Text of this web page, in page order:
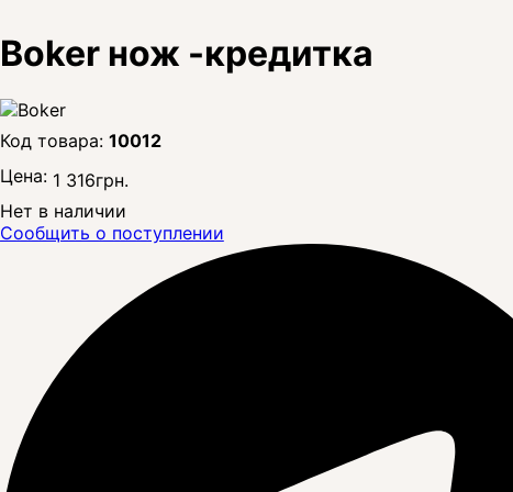
Boker нож -кредитка
10012
Цена: 1 316грн.
Нет в наличии
Сообщить о поступлении